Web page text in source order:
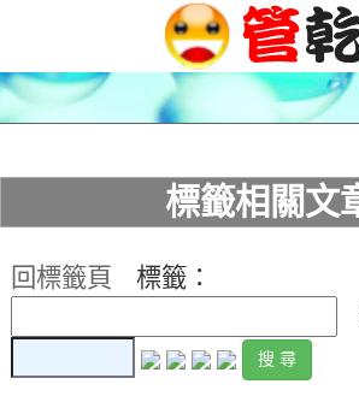
標籤相關文
回標籤頁
標籤：